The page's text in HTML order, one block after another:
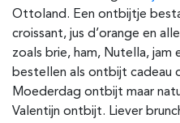
Ottoland. Een ontbijtje
croissant, jus d’orange en
zoals brie, ham, Nutella, jam
bestellen als ontbijt cadeau
Moederdag ontbijt maar
Valentijn ontbijt. Liever